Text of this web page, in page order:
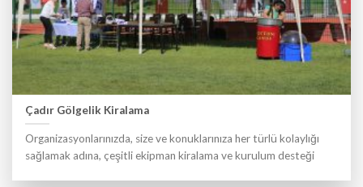
Çadır Gölgelik Kiralama
Organizasyonlarınızda, size ve konuklarınıza her türlü kolaylığı
sağlamak adına, çeşitli ekipman kiralama ve kurulum desteği